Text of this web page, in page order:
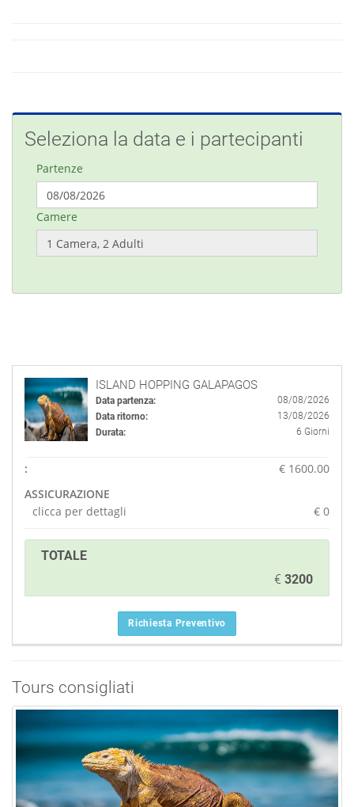
Seleziona la data e i partecipanti
Partenze
Camere
ISLAND HOPPING GALAPAGOS
Data partenza:
08/08/2026
Data ritorno:
13/08/2026
Durata:
6 Giorni
:
€ 1600.00
ASSICURAZIONE
clicca per dettagli
€ 0
TOTALE
€ 3200
Richiesta Preventivo
Tours consigliati